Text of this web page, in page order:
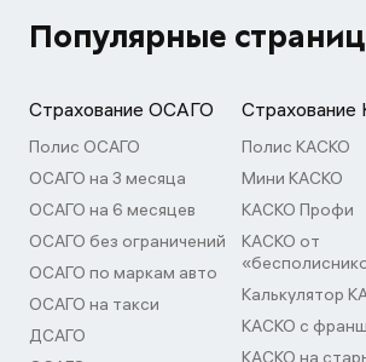
Популярные
Страхование ОСАГО
Полис ОСАГО
ОСАГО на 3 месяца
ОСАГО на 6 месяцев
ОСАГО без ограничений
ОСАГО по маркам авто
ОСАГО на такси
ДСАГО
Полис КАСКО
Мини КАСКО
КАСКО Профи
КАСКО от
Калькулятор
КАСКО с
КАСКО на